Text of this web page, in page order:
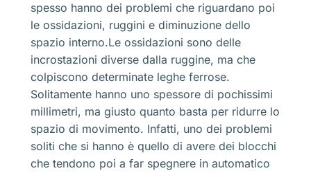
spesso hanno dei problemi che riguardano poi
le ossidazioni, ruggini e diminuzione dello
spazio interno.Le ossidazioni sono delle
incrostazioni diverse dalla ruggine, ma che
colpiscono determinate leghe ferrose.
Solitamente hanno uno spessore di pochissimi
millimetri, ma giusto quanto basta per ridurre lo
spazio di movimento. Infatti, uno dei problemi
soliti che si hanno è quello di avere dei blocchi
che tendono poi a far spegnere in automatico